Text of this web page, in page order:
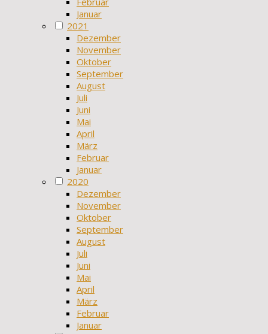
Januar
2021
Dezember
November
Oktober
September
August
Juli
Juni
Mai
April
März
Februar
Januar
2020
Dezember
November
Oktober
September
August
Juli
Juni
Mai
April
März
Februar
Januar